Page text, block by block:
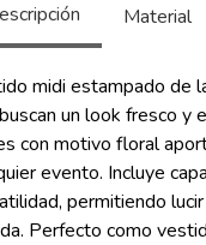
Material
midi estampado de
un look fresco y
con motivo floral
evento. Incluye
permitiendo
Perfecto como